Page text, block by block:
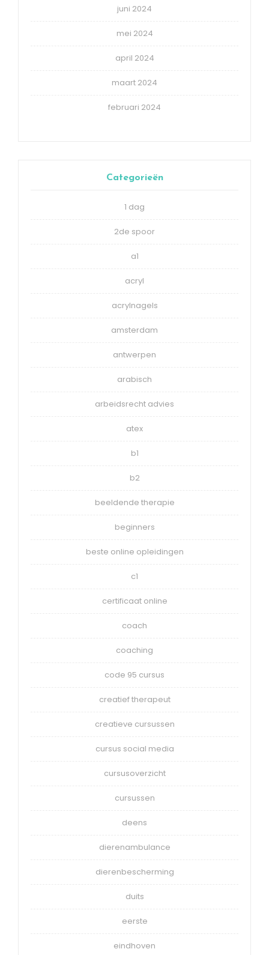
juni 2024
mei 2024
april 2024
maart 2024
februari 2024
Categorieën
1 dag
2de spoor
a1
acryl
acrylnagels
amsterdam
antwerpen
arabisch
arbeidsrecht advies
atex
b1
b2
beeldende therapie
beginners
beste online opleidingen
c1
certificaat online
coach
coaching
code 95 cursus
creatief therapeut
creatieve cursussen
cursus social media
cursusoverzicht
cursussen
deens
dierenambulance
dierenbescherming
duits
eerste
eindhoven